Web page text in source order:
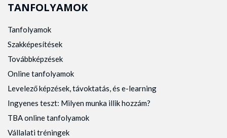
TANFOLYAMOK
Tanfolyamok
Szakképesítések
Továbbképzések
Online tanfolyamok
Levelező képzések, távoktatás, és e-learning
Ingyenes teszt: Milyen munka illik hozzám?
TBA online tanfolyamok
Vállalati tréningek